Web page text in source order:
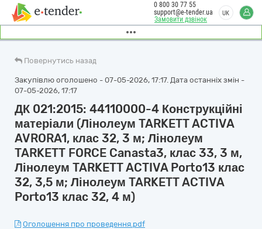
Замовити дзвінок
0 800 30 77 55
support@e-tender.ua
UK
Повернутись назад
Закупівлю оголошено - 07-05-2026, 17:17. Дата останніх змін -
07-05-2026, 17:17
ДК 021:2015: 44110000-4 Конструкційні
матеріали (Лінолеум TARKETT ACTIVA
AVRORA1, клас 32, 3 м; Лінолеум
TARKETT FORCE Canasta3, клас 33, 3 м,
Лінолеум TARKETT ACTIVA Porto13 клас
32, 3,5 м; Лінолеум TARKETT ACTIVA
Porto13 клас 32, 4 м)
Оголошення про проведення.pdf